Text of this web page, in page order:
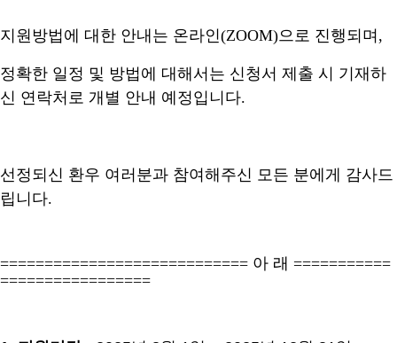
지원방법에 대한 안내는 온라인(ZOOM)으로 진행되며 ,
정확한 일정 및 방법에 대해서는 신청서 제출 시 기재하
신 연락처로 개별 안내 예정입니다.
선정되신 환우 여러분과 참여해주신 모든 분에게 감사드
립니다.
============================ 아 래 ===========
=================